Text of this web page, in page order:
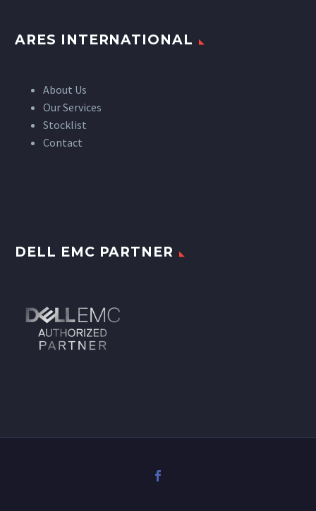
ARES INTERNATIONAL
About Us
Our Services
Stocklist
Contact
DELL EMC PARTNER